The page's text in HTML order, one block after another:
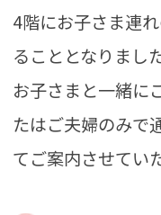
4階にお子さま連
ることとなりました
お子さまと一緒に
たはご夫婦のみで
てご案内させてい